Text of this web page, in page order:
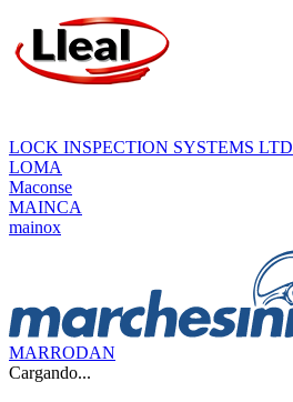
LOCK INSPECTION SYSTEMS LTD
LOMA
Maconse
MAINCA
mainox
MARRODAN
Cargando...